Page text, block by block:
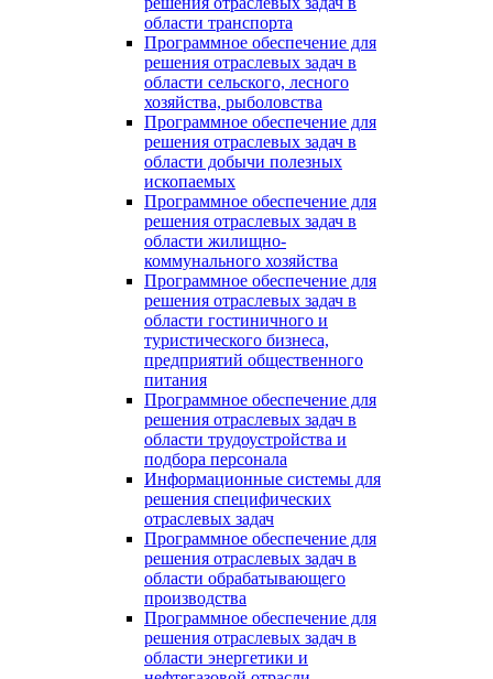
области транспорта
Программное обеспечение для
решения отраслевых задач в
области сельского, лесного
хозяйства, рыболовства
Программное обеспечение для
решения отраслевых задач в
области добычи полезных
ископаемых
Программное обеспечение для
решения отраслевых задач в
области жилищно-
коммунального хозяйства
Программное обеспечение для
решения отраслевых задач в
области гостиничного и
туристического бизнеса,
предприятий общественного
питания
Программное обеспечение для
решения отраслевых задач в
области трудоустройства и
подбора персонала
Информационные системы для
решения специфических
отраслевых задач
Программное обеспечение для
решения отраслевых задач в
области обрабатывающего
производства
Программное обеспечение для
решения отраслевых задач в
области энергетики и